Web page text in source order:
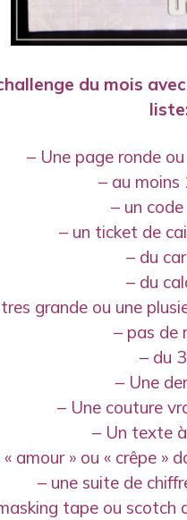
du mois
– Une page ronde
– au moins
– un
– un ticket de
– du
– du
grande ou une
– pas de
– du
– Une
– Une couture
– Un texte
amour » ou « crêpe »
– une suite de
tape ou scotch